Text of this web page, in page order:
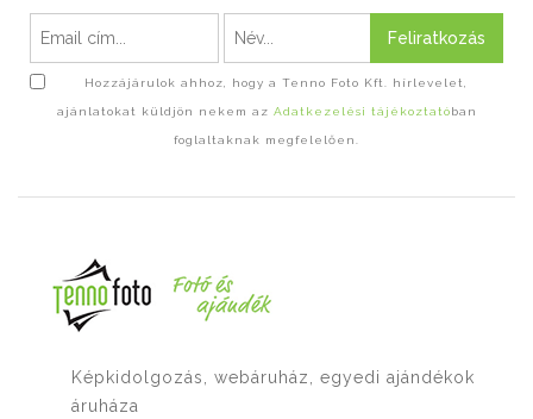
Feliratkozás
Hozzájárulok ahhoz, hogy a Tenno Foto Kft. hírlevelet,
ajánlatokat küldjön nekem az Adatkezelési tájékoztatóban
foglaltaknak megfelelően.
Képkidolgozás, webáruház, egyedi ajándékok
áruháza